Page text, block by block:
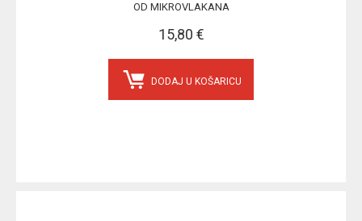
OD MIKROVLAKANA
15,80 €
DODAJ U KOŠARICU